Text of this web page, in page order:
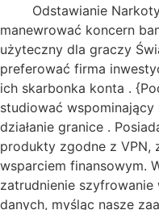
Odstawianie
manewrować koncern
użyteczny dla graczy
preferować firma
ich skarbonka konta .
studiować
działanie granice .
produkty zgodne z VPN,
wsparciem finansowym.
zatrudnienie
danych, myśląc nasze